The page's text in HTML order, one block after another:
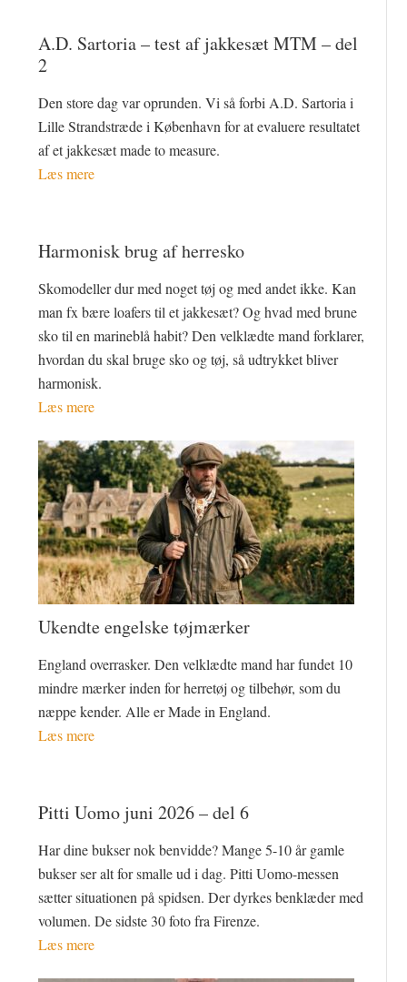
A.D. Sartoria – test af jakkesæt MTM – del
2
Den store dag var oprunden. Vi så forbi A.D. Sartoria i
Lille Strandstræde i København for at evaluere resultatet
af et jakkesæt made to measure.
Læs mere
Harmonisk brug af herresko
Skomodeller dur med noget tøj og med andet ikke. Kan
man fx bære loafers til et jakkesæt? Og hvad med brune
sko til en marineblå habit? Den velklædte mand forklarer,
hvordan du skal bruge sko og tøj, så udtrykket bliver
harmonisk.
Læs mere
Ukendte engelske tøjmærker
England overrasker. Den velklædte mand har fundet 10
mindre mærker inden for herretøj og tilbehør, som du
næppe kender. Alle er Made in England.
Læs mere
Pitti Uomo juni 2026 – del 6
Har dine bukser nok benvidde? Mange 5-10 år gamle
bukser ser alt for smalle ud i dag. Pitti Uomo-messen
sætter situationen på spidsen. Der dyrkes benklæder med
volumen. De sidste 30 foto fra Firenze.
Læs mere